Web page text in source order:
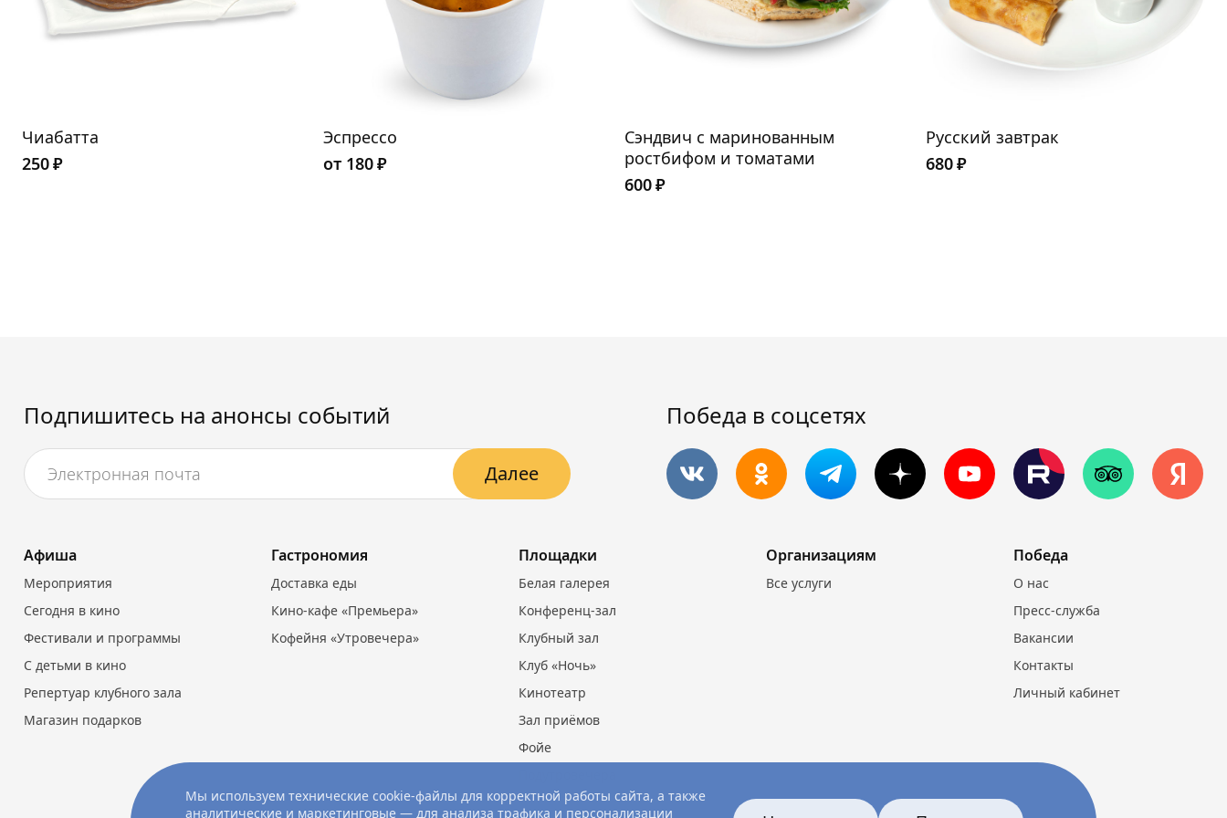
Чиабатта
250₽
Эспрессо
от 180₽
Сэндвич с маринованным
ростбифом и томатами
600₽
Русский завтрак
680₽
Мы используем технические cookie-файлы для корректной работы сайта, а также
аналитические и маркетинговые — для анализа трафика и персонализации
Подпишитесь на анонсы событий
Далее
Победа в соцсетях
Афиша
Мероприятия
Сегодня в кино
Фестивали и программы
С детьми в кино
Репертуар клубного зала
Магазин подарков
Гастрономия
Доставка еды
Кино-кафе «Премьера»
Кофейня «Утровечера»
Площадки
Белая галерея
Конференц-зал
Клубный зал
Клуб «Ночь»
Кинотеатр
Зал приёмов
Фойе
Организациям
Все услуги
Победа
О нас
Пресс-служба
Вакансии
Контакты
Личный кабинет